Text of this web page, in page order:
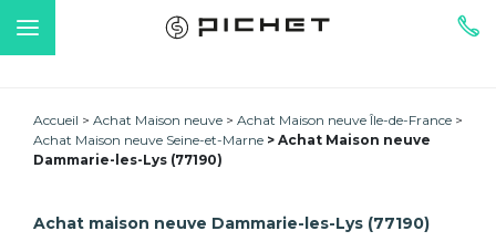
Accueil Achat Maison neuve
Achat Maison neuve Île-de-France
Achat Maison neuve Seine-et-Marne
Achat Maison neuve
Dammarie-les-Lys (77190)
Achat maison neuve Dammarie-les-Lys (77190)